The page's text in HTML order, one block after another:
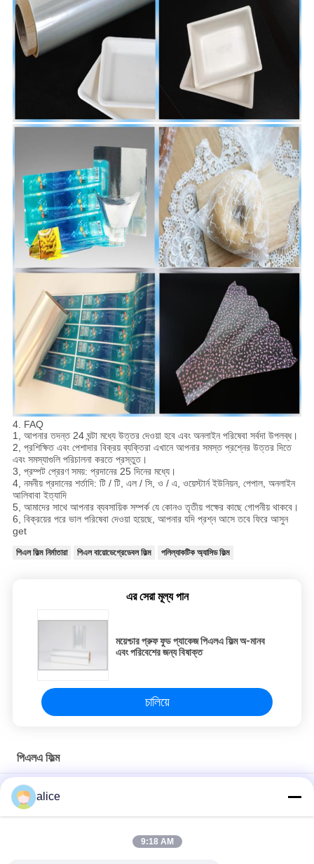
4. FAQ
1, আপনার তদন্ত 24 ঘন্টা মধ্যে উত্তর দেওয়া হবে এবং অনলাইন পরিষেবা সর্বদা উপলব্ধ।
2, প্রশিক্ষিত এবং পেশাদার বিক্রয় ব্যক্তিরা এখানে আপনার সমস্ত প্রশ্নের উত্তর দিতে
এবং সমস্যাগুলি পরিচালনা করতে প্রস্তুত।
3, প্রম্পট প্রেরণ সময়: প্রদানের 25 দিনের মধ্যে।
4, নমনীয় প্রদানের শর্তাদি: টি / টি, এল / সি, ও / এ, ওয়েস্টার্ন ইউনিয়ন, পেপাল, অনলাইন
আলিবাবা ইত্যাদি
5, আমাদের সাথে আপনার ব্যবসায়িক সম্পর্ক যে কোনও তৃতীয় পক্ষের কাছে গোপনীয় থাকবে।
6, বিক্রয়ের পরে ভাল পরিষেবা দেওয়া হয়েছে, আপনার যদি প্রশ্ন আসে তবে ফিরে আসুন
get
পিএল ফিল্ম নির্মাতারা পিএল বায়োডেগ্রেডেবল ফিল্ম পলিল্যাকটিক অ্যাসিড ফিল্ম
এর সেরা মূল্য পান
ময়েশ্চার প্রুফ ফুড প্যাকেজ পিএলএ ফিল্ম অ-মানব
এবং পরিবেশের জন্য বিষাক্ত
চালিয়ে
পিএলএ ফিল্ম
রোলস ফুড প্যাকেজ পিএলএ ফিল্ম 100% কম্পোস্টেবল এবং বায়োডেগ্রেডেবল
100% বায়োডেগ্রেডেবল পলিল্যাকটিক অ্যাসিড পিএলএ ফিল্ম রোলস প্রস্থ প্রস্থ কাস্টম
alice
9:18 AM